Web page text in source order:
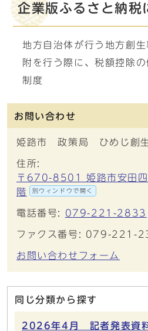
企業版ふるさと納税
地方自治体が行う地方創
附を行う際に、税額控除
制度
お問い合わせ
姫路市 政策局 ひめじ創
住所:
〒670-8501 姫路市安田
階
別ウィンドウで開く
電話番号: 079-221-2833
ファクス番号: 079-221-
お問い合わせフォーム
同じ分類から探す
2026年4月 記者発表資